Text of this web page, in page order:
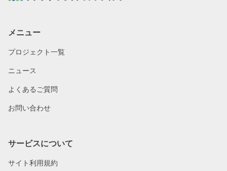
メニュー
プロジェクト一覧
ニュース
よくあるご質問
お問い合わせ
サービスについて
サイト利用規約